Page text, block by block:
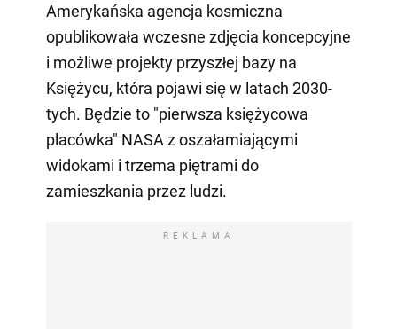
Amerykańska agencja kosmiczna
opublikowała wczesne zdjęcia koncepcyjne
i możliwe projekty przyszłej bazy na
Księżycu, która pojawi się w latach 2030-
tych. Będzie to "pierwsza księżycowa
placówka" NASA z oszałamiającymi
widokami i trzema piętrami do
zamieszkania przez ludzi.
REKLAMA